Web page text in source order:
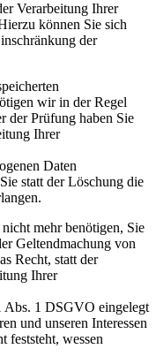
Verarbeitung Ihrer
können Sie sich
der
wir in der Regel
der Prüfung haben Sie
Ihrer
Daten
statt der Löschung die
mehr benötigen, Sie
Geltendmachung von
Recht, statt der
Ihrer
Abs. 1 DSGVO eingelegt
und unseren Interessen
feststeht, wessen